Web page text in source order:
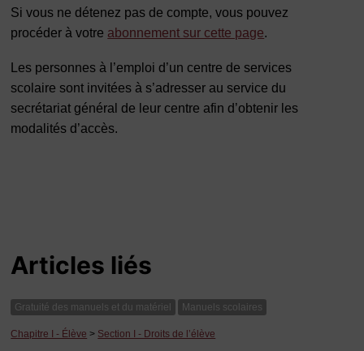
Si vous ne détenez pas de compte, vous pouvez
procéder à votre abonnement sur cette page.
Les personnes à l’emploi d’un centre de services
scolaire sont invitées à s’adresser au service du
secrétariat général de leur centre afin d’obtenir les
modalités d’accès.
Articles liés
Gratuité des manuels et du matériel Manuels scolaires
Chapitre I - Élève > Section I - Droits de l’élève